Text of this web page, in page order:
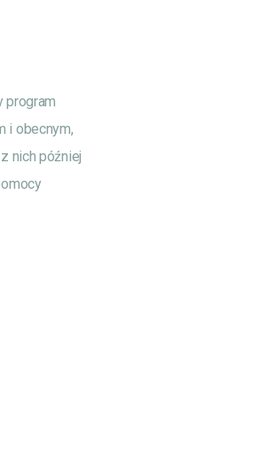
program
i obecnym,
nich później